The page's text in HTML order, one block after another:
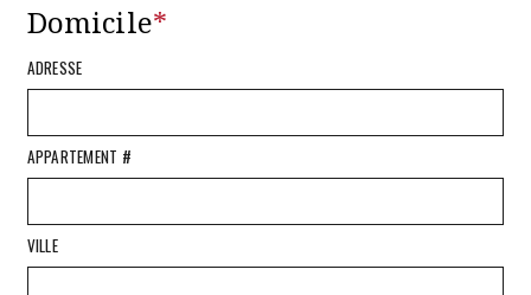
Domicile*
ADRESSE
APPARTEMENT #
VILLE